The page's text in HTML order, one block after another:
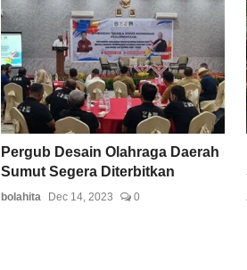
Pergub Desain Olahraga Daerah
Sumut Segera Diterbitkan
bolahita Dec 14, 2023 0